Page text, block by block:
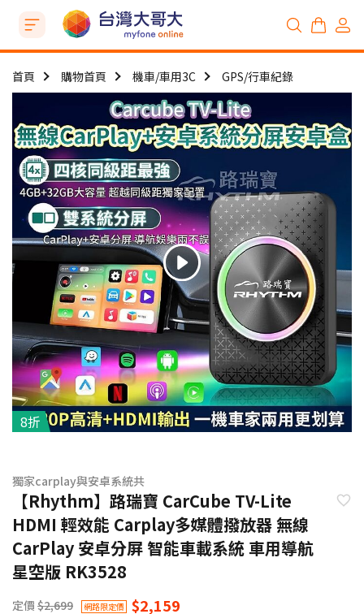
首頁 購物首頁 機車/車用3C GPS/行車紀錄
8折
獨家carplay與安卓系統共
【Rhythm】路瑞寶 CarCube TV-Lite
HDMI 輕效能 Carplay多媒體撥放器 無線
CarPlay 安卓分屏 智能車載系統 車用導航
星空版 RK3528
定價 $2,699 網路限定價 $2,159